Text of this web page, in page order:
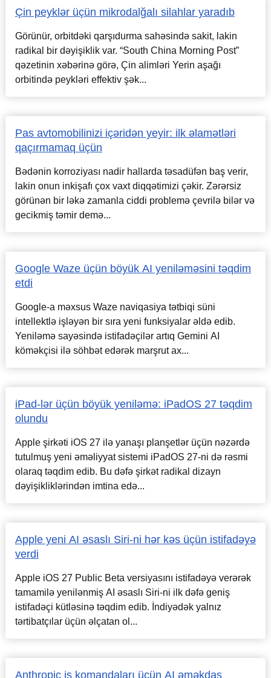
Çin peyklər üçün mikrodalğalı silahlar yaradıb
Görünür, orbitdəki qarşıdurma sahəsində sakit, lakin
radikal bir dəyişiklik var. “South China Morning Post”
qəzetinin xəbərinə görə, Çin alimləri Yerin aşağı
orbitində peykləri effektiv şək...
Pas avtomobilinizi içəridən yeyir: ilk əlamətləri
qaçırmamaq üçün
Bədənin korroziyası nadir hallarda təsadüfən baş verir,
lakin onun inkişafı çox vaxt diqqətimizi çəkir. Zərərsiz
görünən bir ləkə zamanla ciddi problemə çevrilə bilər və
gecikmiş təmir demə...
Google Waze üçün böyük AI yeniləməsini təqdim
etdi
Google-a məxsus Waze naviqasiya tətbiqi süni
intellektlə işləyən bir sıra yeni funksiyalar əldə edib.
Yeniləmə sayəsində istifadəçilər artıq Gemini AI
köməkçisi ilə söhbət edərək marşrut ax...
iPad-lər üçün böyük yeniləmə: iPadOS 27 təqdim
olundu
Apple şirkəti iOS 27 ilə yanaşı planşetlər üçün nəzərdə
tutulmuş yeni əməliyyat sistemi iPadOS 27-ni də rəsmi
olaraq təqdim edib. Bu dəfə şirkət radikal dizayn
dəyişikliklərindən imtina edə...
Apple yeni AI əsaslı Siri-ni hər kəs üçün istifadəyə
verdi
Apple iOS 27 Public Beta versiyasını istifadəyə verərək
tamamilə yenilənmiş AI əsaslı Siri-ni ilk dəfə geniş
istifadəçi kütləsinə təqdim edib. İndiyədək yalnız
tərtibatçılar üçün əlçatan ol...
Anthropic iş komandaları üçün AI əməkdaş